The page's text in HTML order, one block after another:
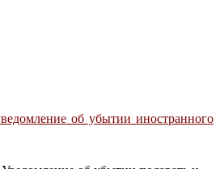
об убытии иностранного